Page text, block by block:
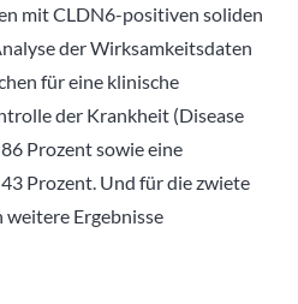
mit CLDN6-positiven soliden
der Wirksamkeitsdaten
für eine klinische
der Krankheit (Disease
Prozent sowie eine
Prozent. Und für die zwiete
weitere Ergebnisse